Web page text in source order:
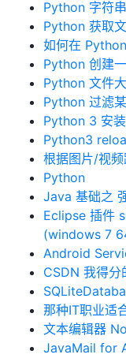
Python 字符
Python 获取
如何在
Python 创建
Python 文件
Python 过滤
Python 3 安装
Python3
根据图片/视
Python
Java 基础之
Eclipse 插件
(windows 7
Android
CSDN 我得分
那种IT职业适
文本编辑器
JavaMail for